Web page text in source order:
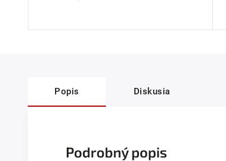
Popis Diskusia
Podrobný popis